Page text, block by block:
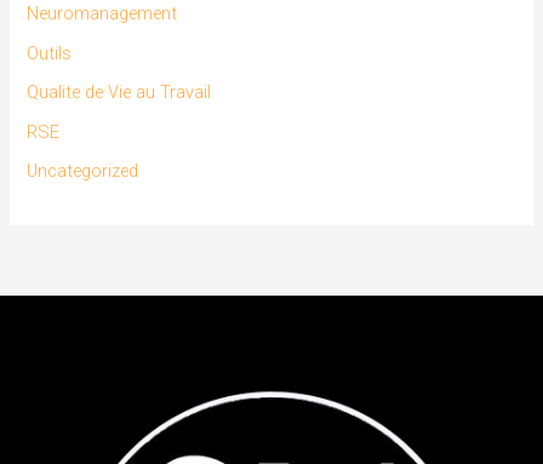
Neuromanagement
Outils
Qualite de Vie au Travail
RSE
Uncategorized